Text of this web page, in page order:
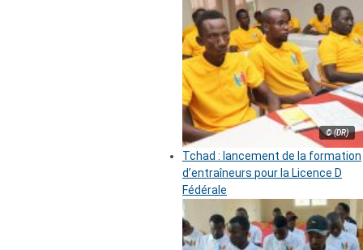
© (DR)
Tchad : lancement de la formation
d’entraîneurs pour la Licence D
Fédérale